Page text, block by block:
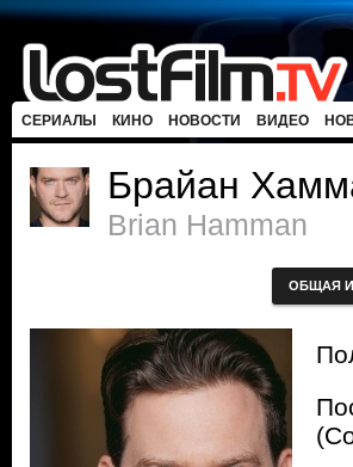
СЕРИАЛЫ КИНО НОВОСТИ ВИДЕО
Брайан
Brian Hamman
ОБЩАЯ